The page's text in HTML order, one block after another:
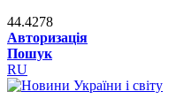
44.4278
Авторизація
Пошук
RU